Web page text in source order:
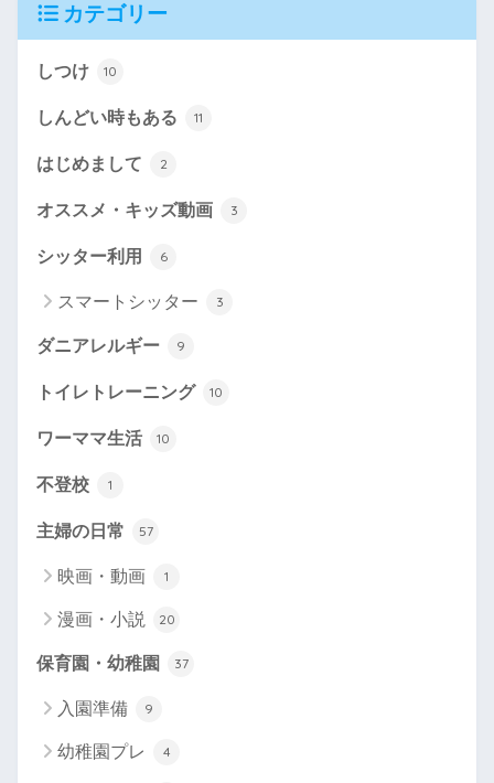
カテゴリー
しつけ 10
しんどい時もある 11
はじめまして 2
オススメ・キッズ動画 3
シッター利用 6
スマートシッター 3
ダニアレルギー 9
トイレトレーニング 10
ワーママ生活 10
不登校 1
主婦の日常 57
映画・動画 1
漫画・小説 20
保育園・幼稚園 37
入園準備 9
幼稚園プレ 4